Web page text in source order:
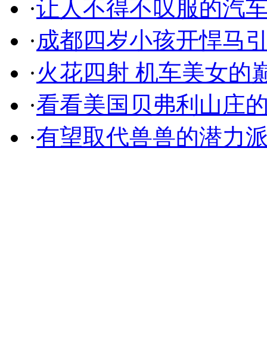
·让人不得不叹服的汽
·成都四岁小孩开悍马
·火花四射 机车美女的
·看看美国贝弗利山庄
·有望取代兽兽的潜力